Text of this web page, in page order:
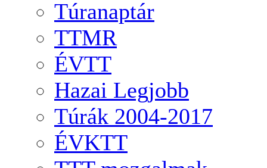
Túranaptár
TTMR
ÉVTT
Hazai Legjobb
Túrák 2004-2017
ÉVKTT